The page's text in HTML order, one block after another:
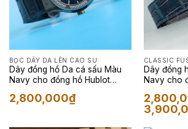
BỌC DÂY DA LÊN CAO SU
Dây đồng hồ Da cá sấu Màu
Navy cho đồng hồ Hublot
2,800,000₫
CLASSIC
Dây đồng
Navy cho